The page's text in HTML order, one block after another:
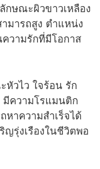
กษณะผิวขาวเหลือง
มารถสูง ตำแหน่ง
วามรักที่มีโอกาส
วไว ใจร้อน รัก
มีความโรแมนติก
หาความสำเร็จได้
ญรุ่งเรืองในชีวิตพอ